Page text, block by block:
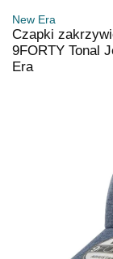
New Era
Czapki
9FORTY Tonal
Era